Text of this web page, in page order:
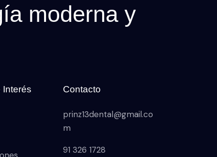
moderna y
Interés Contacto
prinz13dental@gmail.co
m
91 326 1728